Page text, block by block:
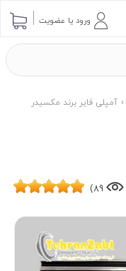
ورود یا عضویت
آمپلی فایر برند مکسیدر
89)